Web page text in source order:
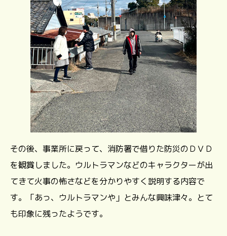
その後、事業所に戻って、消防署で借りた防災のＤＶＤ
を観賞しました。ウルトラマンなどのキャラクターが出
てきて火事の怖さなどを分かりやすく説明する内容で
す。「あっ、ウルトラマンや」とみんな興味津々。とて
も印象に残ったようです。